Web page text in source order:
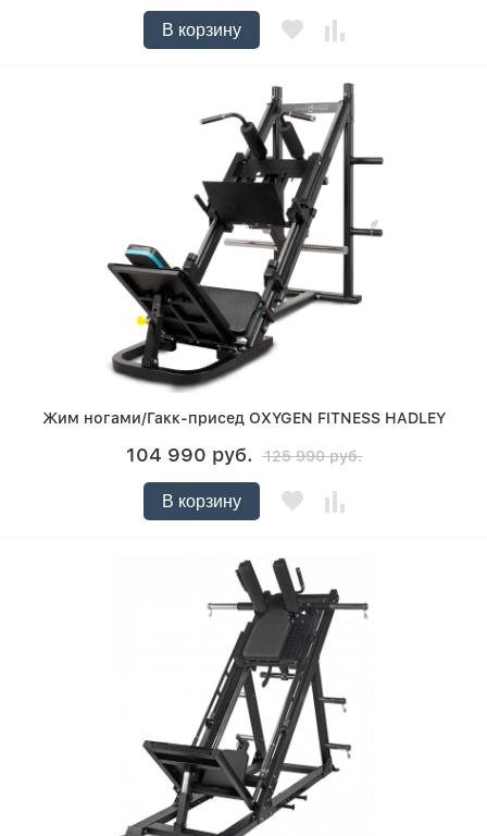
В корзину
Жим ногами/Гакк-присед OXYGEN FITNESS HADLEY
104 990 руб. 125 990 руб.
В корзину